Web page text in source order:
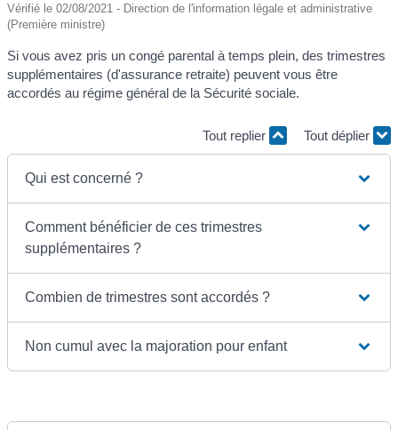
Vérifié le 02/08/2021 - Direction de l'information légale et administrative
(Première ministre)
Si vous avez pris un congé parental à temps plein, des trimestres
supplémentaires (d'assurance retraite) peuvent vous être
accordés au régime général de la Sécurité sociale.
Tout replier Tout déplier
Qui est concerné ?
Comment bénéficier de ces trimestres
supplémentaires ?
Combien de trimestres sont accordés ?
Non cumul avec la majoration pour enfant